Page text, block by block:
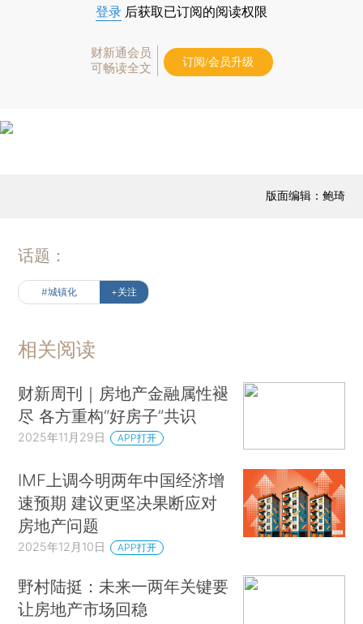
登录 后获取已订阅的阅读权限
财新通会员
可畅读全文
订阅/会员升级
版面编辑：鲍琦
话题：
#城镇化 +关注
相关阅读
财新周刊｜房地产金融属性褪
尽 各方重构“好房子”共识
2025年11月29日 APP打开
IMF上调今明两年中国经济增
速预期 建议更坚决果断应对
房地产问题
2025年12月10日 APP打开
野村陆挺：未来一两年关键要
让房地产市场回稳